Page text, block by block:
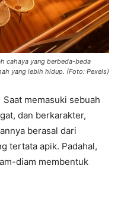
cahaya yang berbeda-beda
yang lebih hidup. (Foto: Pexels)
Saat memasuki sebuah
dan berkarakter,
berasal dari
tertata apik. Padahal,
diam membentuk